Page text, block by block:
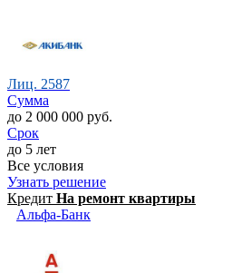
Лиц. 2587
Сумма
до 2 000 000 руб.
Срок
до 5 лет
Все условия
Узнать решение
Кредит На ремонт квартиры
Альфа-Банк